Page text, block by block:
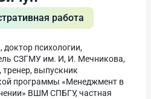
работа
психологии,
СЗГМУ им. И, И. Мечникова,
выпускник
программы «Менеджмент в
ВШМ СПБГУ, частная